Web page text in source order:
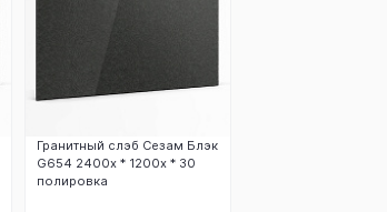
Гранитный слэб Сезам Блэк
G654 2400х * 1200х * 30
полировка